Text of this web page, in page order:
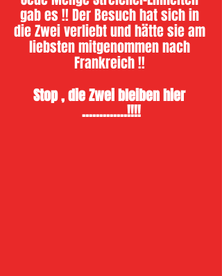
gab es !! Der Besuch hat sich in
die Zwei verliebt und hätte sie am
liebsten mitgenommen nach
Frankreich !!
Stop , die Zwei bleiben hier
.............!!!!